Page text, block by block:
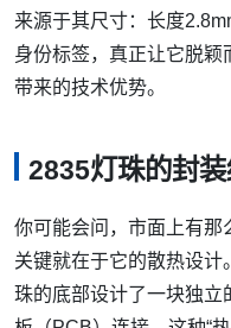
来源于其尺寸：长度
身份标签，真正让它脱
带来的技术优势。
2835灯珠的封
你可能会问，市面上有那
关键就在于它的散热设
珠的底部设计了一块独立